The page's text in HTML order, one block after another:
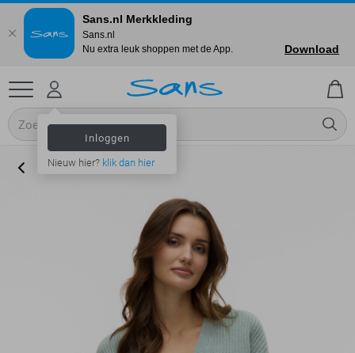
Inloggen
Nieuw hier? klik dan hier
Sans.nl Merkkleding
Sans.nl
Nu extra leuk shoppen met de App.
Download